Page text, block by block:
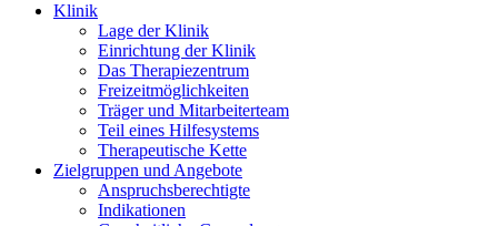
Klinik
Lage der Klinik
Einrichtung der Klinik
Das Therapiezentrum
Freizeitmöglichkeiten
Träger und Mitarbeiterteam
Teil eines Hilfesystems
Therapeutische Kette
Zielgruppen und Angebote
Anspruchsberechtigte
Indikationen